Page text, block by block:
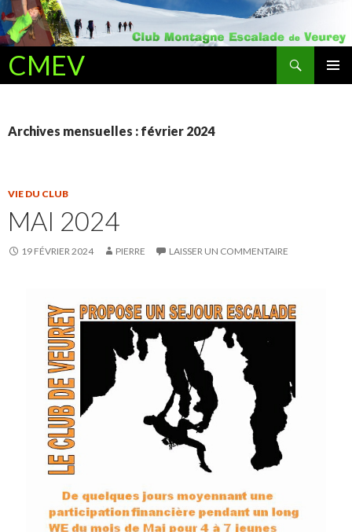
CMEV
Recherche
ALLER AU CONTENU PRINCIPAL
Archives mensuelles : février 2024
VIE DU CLUB
MAI 2024
19 FÉVRIER 2024 PIERRE LAISSER UN COMMENTAIRE